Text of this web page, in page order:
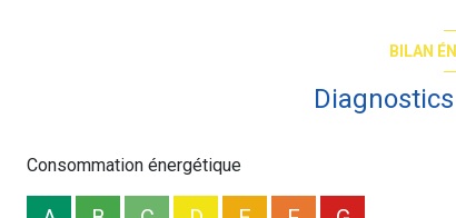
chauffage et eau compris. “Les informations sur les
BILAN
Consommation énergétique